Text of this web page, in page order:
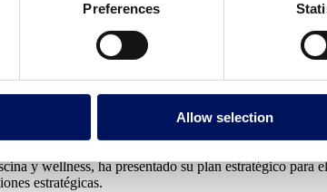
Preferences
Allow selection
un crecimiento anual de
del 25% y un ROCE superior
y wellness, ha presentado su plan estratégico
estratégicas.